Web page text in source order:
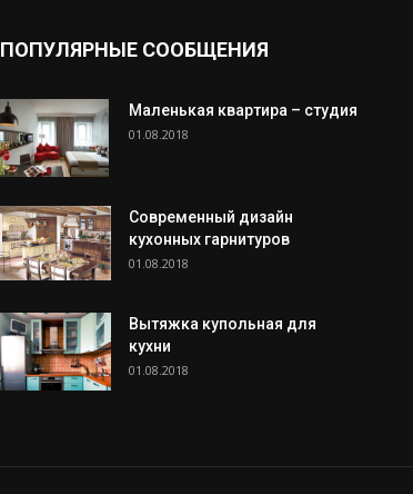
ПОПУЛЯРНЫЕ СООБЩЕНИЯ
Маленькая квартира – студия
01.08.2018
Современный дизайн
кухонных гарнитуров
01.08.2018
Вытяжка купольная для
кухни
01.08.2018